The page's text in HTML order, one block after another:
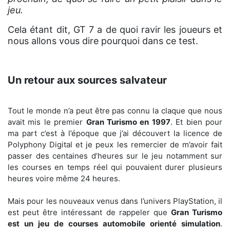
jeu.
Cela étant dit, GT 7 a de quoi ravir les joueurs et
nous allons vous dire pourquoi dans ce test.
Un retour aux sources salvateur
Tout le monde n’a peut être pas connu la claque que nous
avait mis le premier Gran Turismo en 1997. Et bien pour
ma part c’est à l’époque que j’ai découvert la licence de
Polyphony Digital et je peux les remercier de m’avoir fait
passer des centaines d’heures sur le jeu notamment sur
les courses en temps réel qui pouvaient durer plusieurs
heures voire même 24 heures.
Mais pour les nouveaux venus dans l’univers PlayStation, il
est peut être intéressant de rappeler que Gran Turismo
est un jeu de courses automobile orienté simulation.